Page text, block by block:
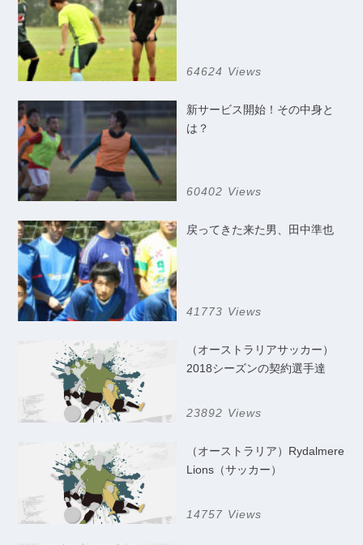
64624 Views
新サービス開始！その中身と
は？
60402 Views
戻ってきた来た男、田中準也
41773 Views
（オーストラリアサッカー）
2018シーズンの契約選手達
23892 Views
（オーストラリア）Rydalmere
Lions（サッカー）
14757 Views